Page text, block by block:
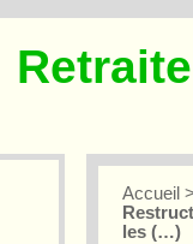
Accueil
les (…)